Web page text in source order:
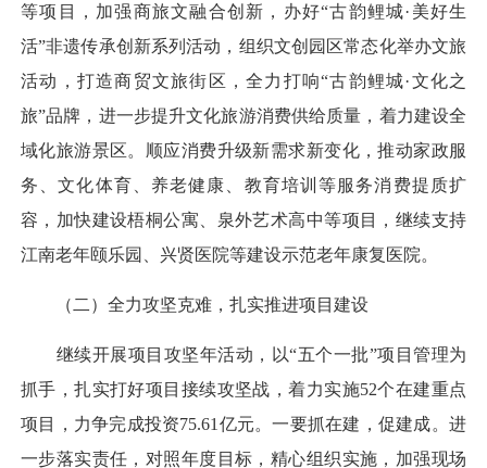
等项目，加强商旅文融合创新，办好“古韵鲤城·美好生
活”非遗传承创新系列活动，组织文创园区常态化举办文旅
活动，打造商贸文旅街区，全力打响“古韵鲤城·文化之
旅”品牌，进一步提升文化旅游消费供给质量，着力建设全
域化旅游景区。顺应消费升级新需求新变化，推动家政服
务、文化体育、养老健康、教育培训等服务消费提质扩
容，加快建设梧桐公寓、泉外艺术高中等项目，继续支持
江南老年颐乐园、兴贤医院等建设示范老年康复医院。
（二）全力攻坚克难，扎实推进项目建设
继续开展项目攻坚年活动，以“五个一批”项目管理为
抓手，扎实打好项目接续攻坚战，着力实施52个在建重点
项目，力争完成投资75.61亿元。一要抓在建，促建成。进
一步落实责任，对照年度目标，精心组织实施，加强现场